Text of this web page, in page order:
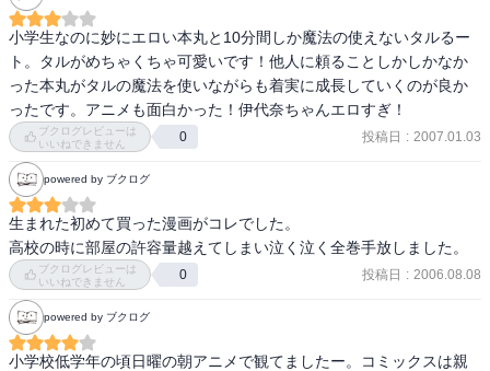
小学生なのに妙にエロい本丸と10分間しか魔法の使えないタルるー
ト。タルがめちゃくちゃ可愛いです！他人に頼ることしかしかなか
った本丸がタルの魔法を使いながらも着実に成長していくのが良か
ったです。アニメも面白かった！伊代奈ちゃんエロすぎ！
ブクログレビューは
いいねできません
0 投稿日 : 2007.01.03
powered by ブクログ
生まれた初めて買った漫画がコレでした。
高校の時に部屋の許容量越えてしまい泣く泣く全巻手放しました。
ブクログレビューは
いいねできません
0 投稿日 : 2006.08.08
powered by ブクログ
小学校低学年の頃日曜の朝アニメで観てましたー。コミックスは親